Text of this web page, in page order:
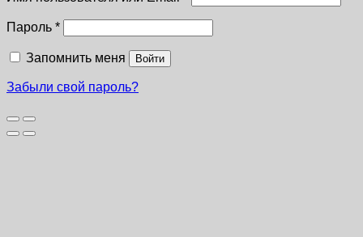
Пароль *
Запомнить меня Войти
Забыли свой пароль?